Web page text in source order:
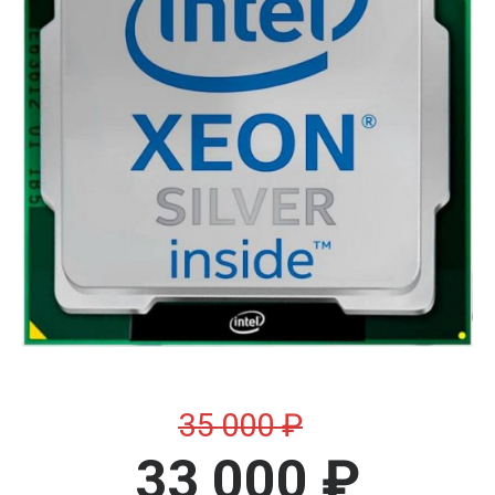
35 000 ₽
33 000 ₽